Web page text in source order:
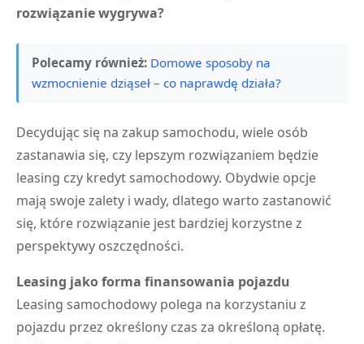
rozwiązanie wygrywa?
Polecamy również: Domowe sposoby na
wzmocnienie dziąseł – co naprawdę działa?
Decydując się na zakup samochodu, wiele osób
zastanawia się, czy lepszym rozwiązaniem będzie
leasing czy kredyt samochodowy. Obydwie opcje
mają swoje zalety i wady, dlatego warto zastanowić
się, które rozwiązanie jest bardziej korzystne z
perspektywy oszczędności.
Leasing jako forma finansowania pojazdu
Leasing samochodowy polega na korzystaniu z
pojazdu przez określony czas za określoną opłatę.